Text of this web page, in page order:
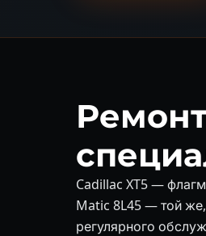
Cadillac XT5 —
Matic 8L45 — той
регулярного